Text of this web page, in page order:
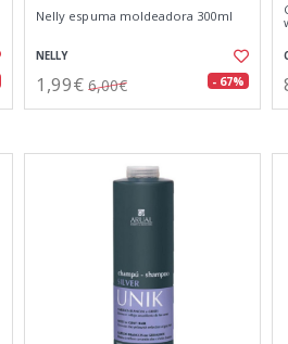
Nelly espuma moldeadora 300ml
NELLY
1,99€ 6,00€ - 67%